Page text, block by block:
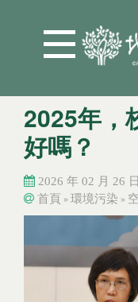
2025年，
好嗎？
2026 年 02 月 26 日
您在這裡
首頁 » 環境污染 »